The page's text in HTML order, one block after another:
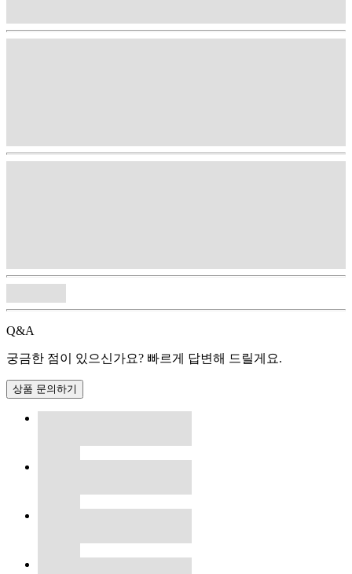
Q&A
궁금한 점이 있으신가요? 빠르게 답변해 드릴게요.
상품 문의하기